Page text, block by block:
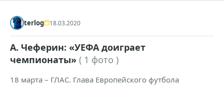
terlog 18.03.2020
А. Чеферин: «УЕФА доиграет
чемпионаты» ( 1 фото )
18 марта – ГЛАС. Глава Европейского футбола